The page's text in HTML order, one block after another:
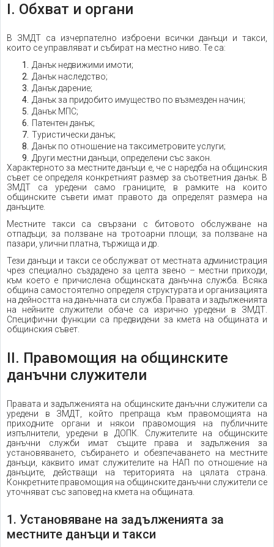
I. Обхват и органи
В ЗМДТ са изчерпателно изброени всички данъци и такси,
които се управляват и събират на местно ниво. Те са:
Данък недвижими имоти;
Данък наследство;
Данък дарение;
Данък за придобито имущество по възмезден начин;
Данък МПС;
Патентен данък;
Туристически данък;
Данък по отношение на таксиметровите услуги;
Други местни данъци, определени със закон.
Характерното за местните данъци е, че с наредба на общинския
съвет се определя конкретният размер за съответния данък. В
ЗМДТ са уредени само границите, в рамките на които
общинските съвети имат правото да определят размера на
данъците.
Местните такси са свързани с битовото обслужване на
отпадъци; за ползване на тротоарни площи; за ползване на
пазари, улични платна, тържища и др.
Тези данъци и такси се обслужват от местната администрация
чрез специално създадено за целта звено – местни приходи,
към което е причислена общинската данъчна служба. Всяка
община самостоятелно определя структурата и организацията
на дейността на данъчната си служба. Правата и задълженията
на нейните служители обаче са изрично уредени в ЗМДТ.
Специфични функции са предвидени за кмета на общината и
общинския съвет.
II. Правомощия на общинските
данъчни служители
Правата и задълженията на общинските данъчни служители са
уредени в ЗМДТ, който препраща към правомощията на
приходните органи и някои правомощия на публичните
изпълнители, уредени в ДОПК. Служителите на общинските
данъчни служби имат същите права и задължения за
установяването, събирането и обезпечаването на местните
данъци, каквито имат служителите на НАП по отношение на
данъците, действащи на територията на цялата страна.
Конкретните правомощия на общинските данъчни служители се
уточняват със заповед на кмета на общината.
1. Установяване на задълженията за
местните данъци и такси